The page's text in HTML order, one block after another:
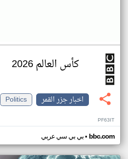
كأس العالم 2026
اخبار جزر القمر
Politics
PF63IT
بي بي سي عربي• bbc.com